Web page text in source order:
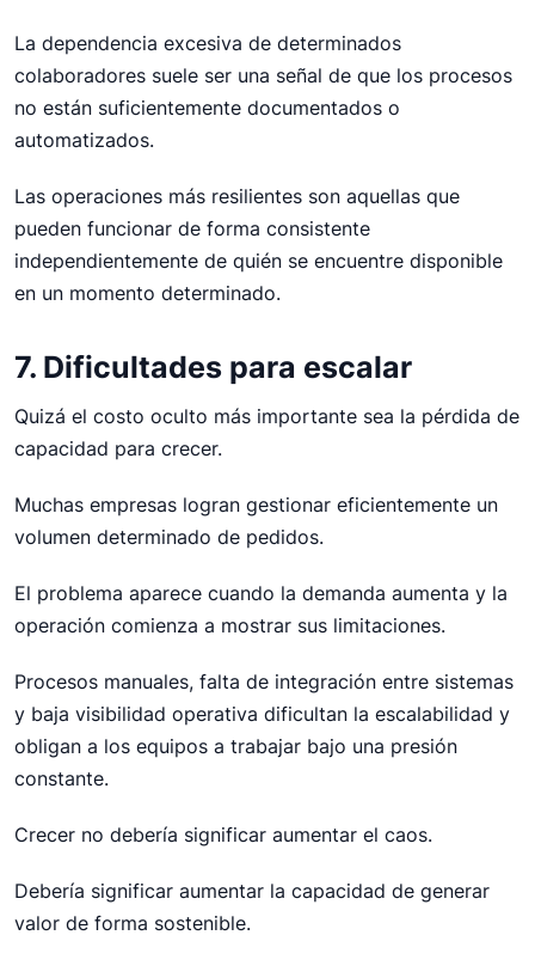
La dependencia excesiva de determinados
colaboradores suele ser una señal de que los procesos
no están suficientemente documentados o
automatizados.
Las operaciones más resilientes son aquellas que
pueden funcionar de forma consistente
independientemente de quién se encuentre disponible
en un momento determinado.
7. Dificultades para escalar
Quizá el costo oculto más importante sea la pérdida de
capacidad para crecer.
Muchas empresas logran gestionar eficientemente un
volumen determinado de pedidos.
El problema aparece cuando la demanda aumenta y la
operación comienza a mostrar sus limitaciones.
Procesos manuales, falta de integración entre sistemas
y baja visibilidad operativa dificultan la escalabilidad y
obligan a los equipos a trabajar bajo una presión
constante.
Crecer no debería significar aumentar el caos.
Debería significar aumentar la capacidad de generar
valor de forma sostenible.